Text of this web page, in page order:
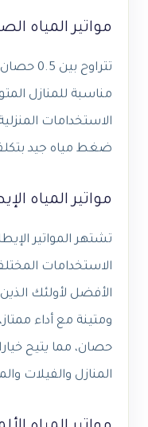
مواتير المياه
مناسبة للمنازل
الاستخدامات
ضغط مياه جيد
مواتير المياه
تشتهر المواتير
الاستخدامات
الأفضل لأولئك
حصان، مما يتيح
المنازل والفيلات